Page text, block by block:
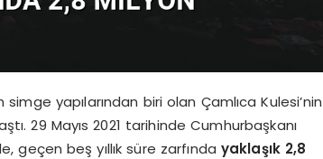
yapılarından biri olan Çamlıca Kulesi’nin
29 Mayıs 2021 tarihinde Cumhurbaşkanı
geçen beş yıllık süre zarfında yaklaşık 2,8